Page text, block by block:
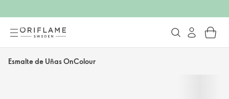
Esmalte de Uñas OnColour